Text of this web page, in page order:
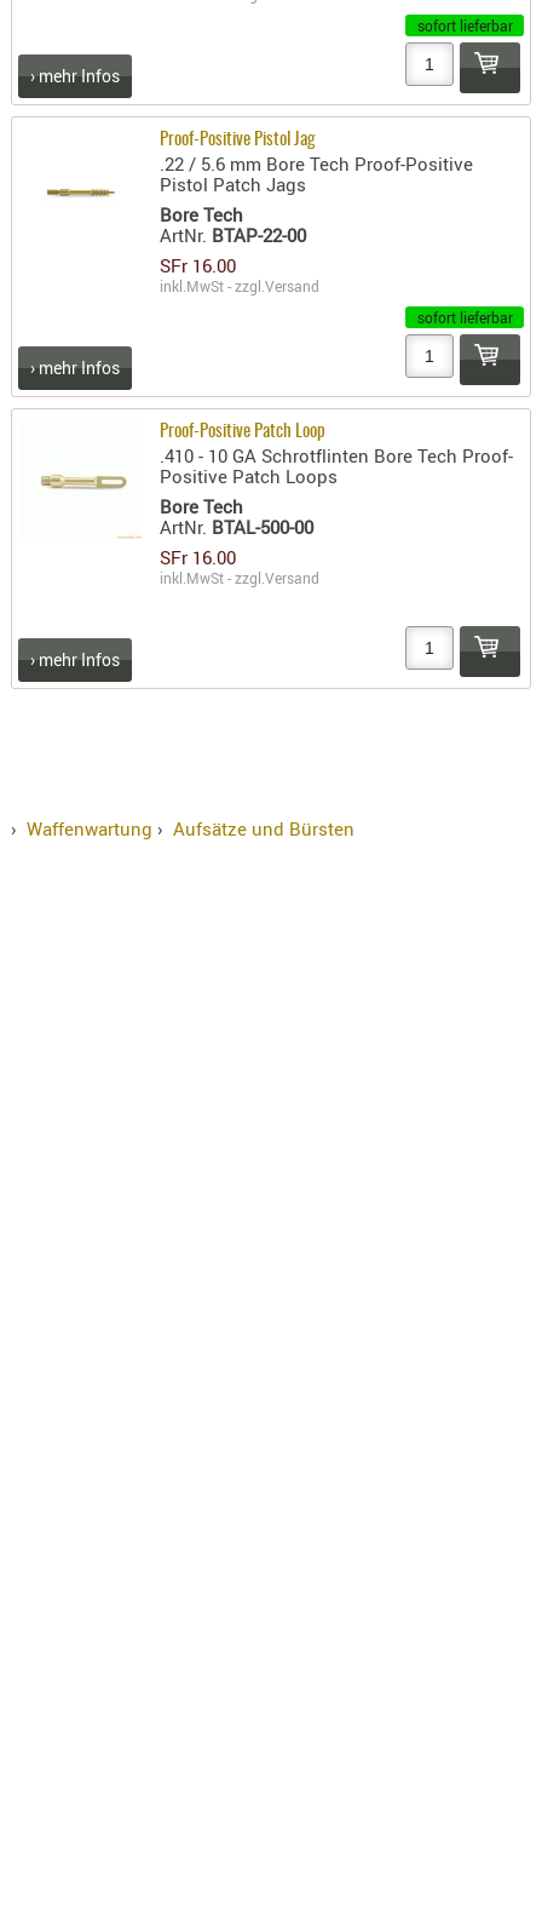
sofort lieferbar
› mehr Infos
Proof-Positive Pistol Jag
.22 / 5.6 mm Bore Tech Proof-Positive
Pistol Patch Jags
Bore Tech
ArtNr. BTAP-22-00
SFr 16.00
inkl.MwSt - zzgl.Versand
sofort lieferbar
› mehr Infos
Proof-Positive Patch Loop
.410 - 10 GA Schrotflinten Bore Tech Proof-
Positive Patch Loops
Bore Tech
ArtNr. BTAL-500-00
SFr 16.00
inkl.MwSt - zzgl.Versand
› mehr Infos
› Waffenwartung › Aufsätze und Bürsten